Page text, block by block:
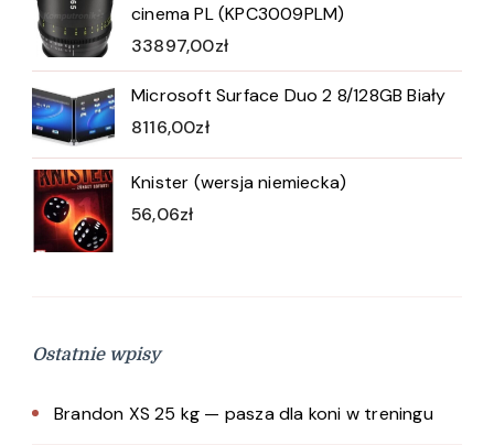
cinema PL (KPC3009PLM)
33897,00zł
Microsoft Surface Duo 2 8/128GB Biały
8116,00zł
Knister (wersja niemiecka)
56,06zł
Ostatnie wpisy
Brandon XS 25 kg — pasza dla koni w treningu